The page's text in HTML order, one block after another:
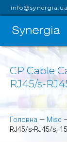
info@synergia.ua
CP Cable
RJ45/s-
Головна — Misc
RJ45/s-RJ45/s,